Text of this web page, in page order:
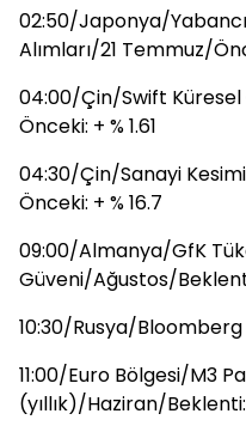
02:50/Japonya/
Alımları/21 Temmuz/
04:00/Çin/Swift
Önceki: + % 1.61
04:30/Çin/Sanayi
Önceki: + % 16.7
09:00/Almanya/GfK
Güveni/Ağustos/
10:30/Rusya/
11:00/Euro Bölgesi/M3
(yıllık)/Haziran/